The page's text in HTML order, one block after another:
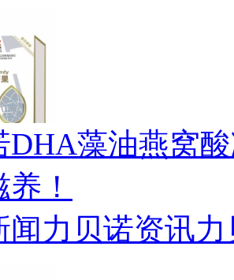
DHA藻油燕窝
！
闻力贝诺资讯